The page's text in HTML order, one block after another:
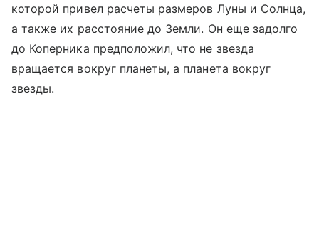
которой привел расчеты размеров Луны и Солнца,
а также их расстояние до Земли. Он еще задолго
до Коперника предположил, что не звезда
вращается вокруг планеты, а планета вокруг
звезды.